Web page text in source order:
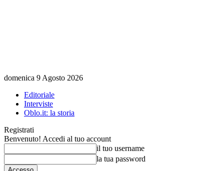
domenica 9 Agosto 2026
Editoriale
Interviste
Oblo.it: la storia
Registrati
Benvenuto! Accedi al tuo account
il tuo username
la tua password